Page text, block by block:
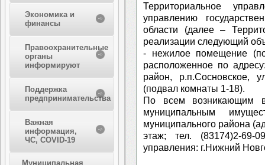
Экономика и
финансы
Правоохранительные
органы
информируют
Поддержка
предпринимательства
Важная
информация,
ЧС, COVID-19
Муниципальная
Территориальное
управлению
области (далее –
реализации следующий
- нежилое помещение
расположенное по
район, р.п.Сосновское,
(подвал комнаты 1-18).
По всем возникающим
муниципальным
муниципального района
этаж; тел. (83174)2-69-
управления: г.Нижний